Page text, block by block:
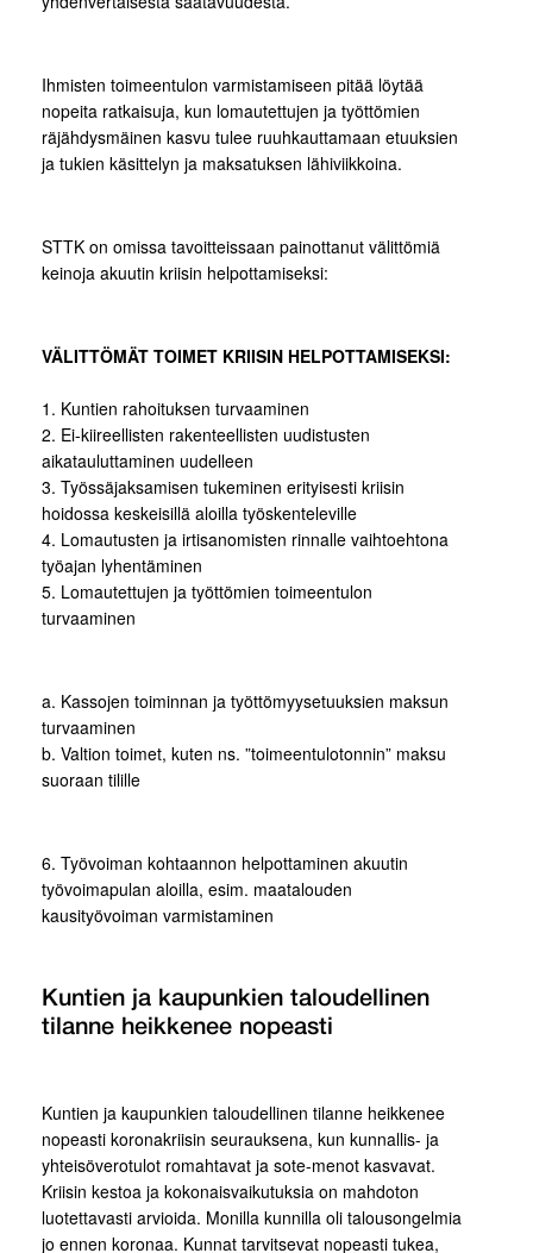
Ihmisten toimeentulon varmistamiseen pitää löytää
nopeita ratkaisuja, kun lomautettujen ja työttömien
räjähdysmäinen kasvu tulee ruuhkauttamaan etuuksien
ja tukien käsittelyn ja maksatuksen lähiviikkoina.
STTK on omissa tavoitteissaan painottanut välittömiä
keinoja akuutin kriisin helpottamiseksi:
VÄLITTÖMÄT TOIMET KRIISIN HELPOTTAMISEKSI:
1. Kuntien rahoituksen turvaaminen
2. Ei-kiireellisten rakenteellisten uudistusten
aikatauluttaminen uudelleen
3. Työssäjaksamisen tukeminen erityisesti kriisin
hoidossa keskeisillä aloilla työskenteleville
4. Lomautusten ja irtisanomisten rinnalle vaihtoehtona
työajan lyhentäminen
5. Lomautettujen ja työttömien toimeentulon
turvaaminen
a. Kassojen toiminnan ja työttömyysetuuksien maksun
turvaaminen
b. Valtion toimet, kuten ns. ”toimeentulotonnin” maksu
suoraan tilille
6. Työvoiman kohtaannon helpottaminen akuutin
työvoimapulan aloilla, esim. maatalouden
kausityövoiman varmistaminen
Kuntien ja kaupunkien taloudellinen
tilanne heikkenee nopeasti
Kuntien ja kaupunkien taloudellinen tilanne heikkenee
nopeasti koronakriisin seurauksena, kun kunnallis- ja
yhteisöverotulot romahtavat ja sote-menot kasvavat.
Kriisin kestoa ja kokonaisvaikutuksia on mahdoton
luotettavasti arvioida. Monilla kunnilla oli talousongelmia
jo ennen koronaa. Kunnat tarvitsevat nopeasti tukea,